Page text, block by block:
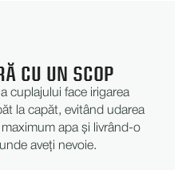
CU UN SCOP
cuplajului face irigarea
la capăt, evitând udarea
apa și livrând-o
aveți nevoie.